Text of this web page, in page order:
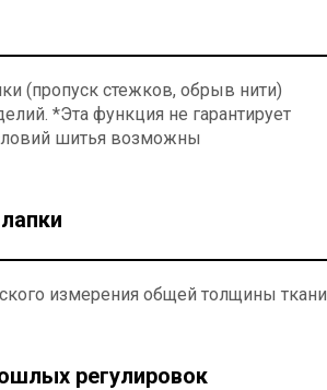
(пропуск стежков, обрыв нити)
*Эта функция не гарантирует
шитья возможны
измерения общей толщины ткани
регулировок